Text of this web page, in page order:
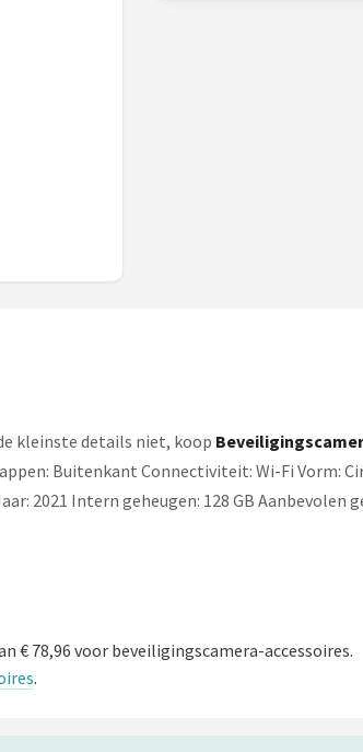
kleinste details niet, koop
Buitenkant Connectiviteit: Wi-Fi Vorm:
2021 Intern geheugen: 128 GB Aanbevolen
€ 78,96 voor beveiligingscamera-accessoires.
.